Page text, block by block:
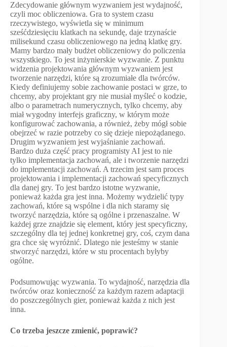
Zdecydowanie głównym wyzwaniem jest wydajność,
czyli moc obliczeniowa. Gra to system czasu
rzeczywistego, wyświetla się w minimum
sześćdziesięciu klatkach na sekundę, daje trzynaście
milisekund czasu obliczeniowego na jedną klatkę gry.
Mamy bardzo mały budżet obliczeniowy do policzenia
wszystkiego. To jest inżynierskie wyzwanie. Z punktu
widzenia projektowania głównym wyzwaniem jest
tworzenie narzędzi, które są zrozumiałe dla twórców.
Kiedy definiujemy sobie zachowanie postaci w grze, to
chcemy, aby projektant gry nie musiał myśleć o kodzie,
albo o parametrach numerycznych, tylko chcemy, aby
miał wygodny interfejs graficzny, w którym może
konfigurować zachowania, a również, żeby mógł sobie
obejrzeć w razie potrzeby co się dzieje niepożądanego.
Drugim wyzwaniem jest wyjaśnianie zachowań.
Bardzo duża część pracy programisty AI jest to nie
tylko implementacja zachowań, ale i tworzenie narzędzi
do implementacji zachowań. A trzecim jest sam proces
projektowania i implementacji zachowań specyficznych
dla danej gry. To jest bardzo istotne wyzwanie,
ponieważ każda gra jest inna. Możemy wydzielić typy
zachowań, które są wspólne i dla nich staramy się
tworzyć narzędzia, które są ogólne i przenaszalne. W
każdej grze znajdzie się element, który jest specyficzny,
szczególny dla tej jednej konkretnej gry, coś, czym dana
gra chce się wyróżnić. Dlatego nie jesteśmy w stanie
stworzyć narzędzi, które w stu procentach byłyby
ogólne.
Podsumowując wyzwania. To wydajność, narzędzia dla
twórców oraz konieczność za każdym razem adaptacji
do poszczególnych gier, ponieważ każda z nich jest
inna.
Co trzeba jeszcze zmienić, poprawić?